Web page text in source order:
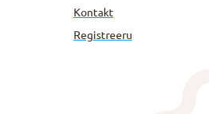
Kontakt
Registreeru